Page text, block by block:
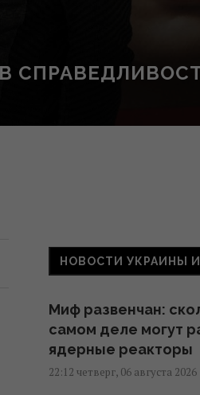
НОВОСТИ УКРАИНЫ
Миф развенчан:
самом деле могут
ядерные реакторы
22:12 четверг, 06 августа 2026